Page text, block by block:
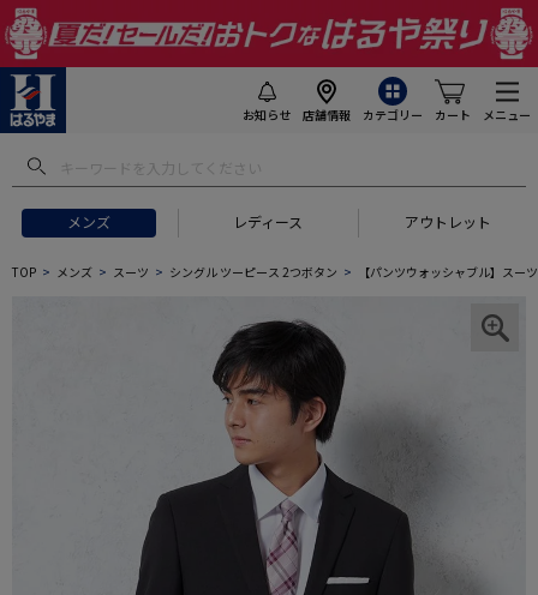
お知らせ 店舗情報 カテゴリー カート メニュー
メンズ レディース アウトレット
TOP メンズ スーツ シングル ツーピース 2つボタン 【パンツウォッシャブル】スー